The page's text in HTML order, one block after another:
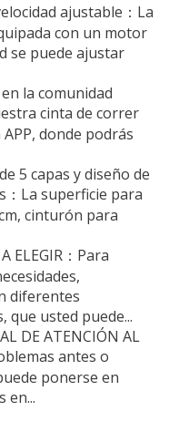
ajustable：La
con un motor
se puede ajustar
la comunidad
cinta de correr
donde podrás
5 capas y diseño de
La superficie para
cinturón para
ELEGIR：Para
diferentes
que usted puede...
DE ATENCIÓN AL
antes o
ponerse en
en...